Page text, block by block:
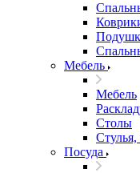
Мебель
Мебель
Столы
Стулья,
Посуда